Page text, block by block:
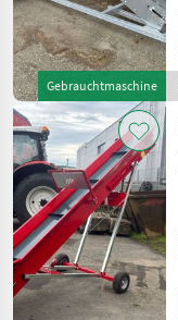
Gebrauchtmaschine